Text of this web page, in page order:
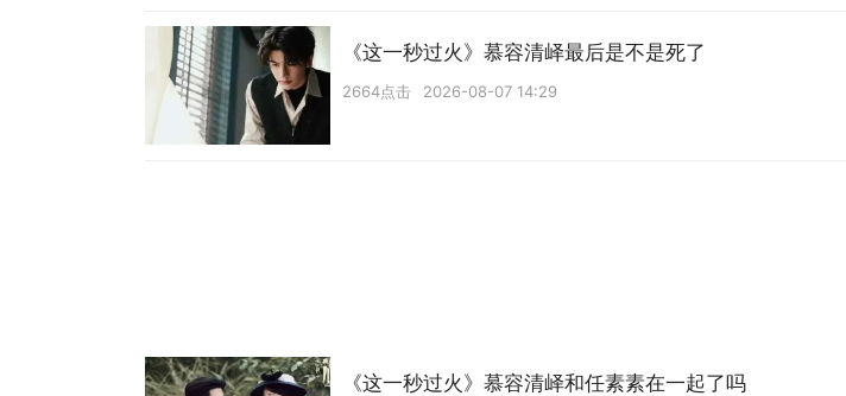
《这一秒过火》慕容清峄最后是不是死了
2664点击 2026-08-07 14:29
《这一秒过火》慕容清峄和任素素在一起了吗